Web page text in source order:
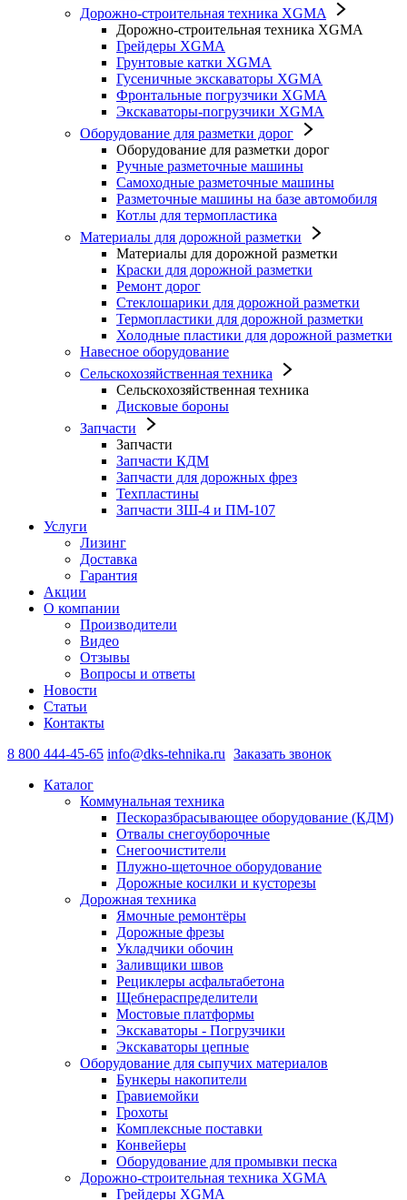
Дорожно-строительная техника XGMA
Дорожно-строительная техника XGMA
Грейдеры XGMA
Грунтовые катки XGMA
Гусеничные экскаваторы XGMA
Фронтальные погрузчики XGMA
Экскаваторы-погрузчики XGMA
Оборудование для разметки дорог
Оборудование для разметки дорог
Ручные разметочные машины
Самоходные разметочные машины
Разметочные машины на базе автомобиля
Котлы для термопластика
Материалы для дорожной разметки
Материалы для дорожной разметки
Краски для дорожной разметки
Ремонт дорог
Стеклошарики для дорожной разметки
Термопластики для дорожной разметки
Холодные пластики для дорожной разметки
Навесное оборудование
Сельскохозяйственная техника
Сельскохозяйственная техника
Дисковые бороны
Запчасти
Запчасти
Запчасти КДМ
Запчасти для дорожных фрез
Техпластины
Запчасти ЗШ-4 и ПМ-107
Услуги
Лизинг
Доставка
Гарантия
Акции
О компании
Производители
Видео
Отзывы
Вопросы и ответы
Новости
Статьи
Контакты
8 800 444-45-65 info@dks-tehnika.ru Заказать звонок
Каталог
Коммунальная техника
Пескоразбрасывающее оборудование (КДМ)
Отвалы снегоуборочные
Снегоочистители
Плужно-щеточное оборудование
Дорожные косилки и кусторезы
Дорожная техника
Ямочные ремонтёры
Дорожные фрезы
Укладчики обочин
Заливщики швов
Рециклеры асфальтабетона
Щебнераспределители
Мостовые платформы
Экскаваторы - Погрузчики
Экскаваторы цепные
Оборудование для сыпучих материалов
Бункеры накопители
Гравиемойки
Грохоты
Комплексные поставки
Конвейеры
Оборудование для промывки песка
Дорожно-строительная техника XGMA
Грейдеры XGMA